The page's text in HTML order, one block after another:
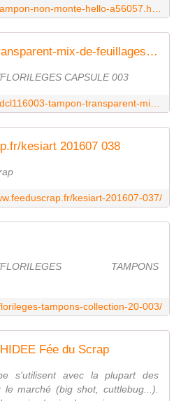
fdcl116003-tampon-transparent-mix-de-feuillages fee du scrap
CAPSULE 003
kesiart 201607 038
kesiart-201607-037/
FLORILEGES TAMPONS
tampons-collection-20-003/
Fée du Scrap
s'utilisent avec la plupart des
marché (big shot, cuttlebug...).